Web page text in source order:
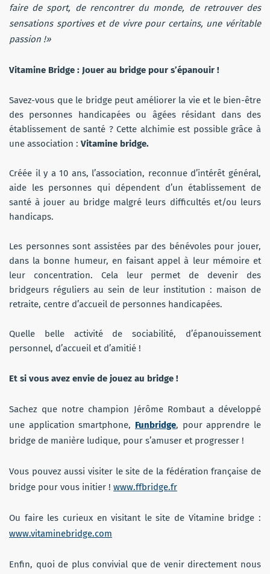
faire de sport, de rencontrer du monde, de retrouver des
sensations sportives et de vivre pour certains, une véritable
passion !»
Vitamine Bridge : Jouer au bridge pour s’épanouir !
Savez-vous que le bridge peut améliorer la vie et le bien-être
des personnes handicapées ou âgées résidant dans des
établissement de santé ? Cette alchimie est possible grâce à
une association : Vitamine bridge.
Créée il y a 10 ans, l’association, reconnue d’intérêt général,
aide les personnes qui dépendent d’un établissement de
santé à jouer au bridge malgré leurs difficultés et/ou leurs
handicaps.
Les personnes sont assistées par des bénévoles pour jouer,
dans la bonne humeur, en faisant appel à leur mémoire et
leur concentration. Cela leur permet de devenir des
bridgeurs réguliers au sein de leur institution : maison de
retraite, centre d’accueil de personnes handicapées.
Quelle belle activité de sociabilité, d’épanouissement
personnel, d’accueil et d’amitié !
Et si vous avez envie de jouez au bridge !
Sachez que notre champion Jérôme Rombaut a développé
une application smartphone, Funbridge, pour apprendre le
bridge de manière ludique, pour s’amuser et progresser !
Vous pouvez aussi visiter le site de la fédération française de
bridge pour vous initier ! www.ffbridge.fr
Ou faire les curieux en visitant le site de Vitamine bridge :
www.vitaminebridge.com
Enfin, quoi de plus convivial que de venir directement nous